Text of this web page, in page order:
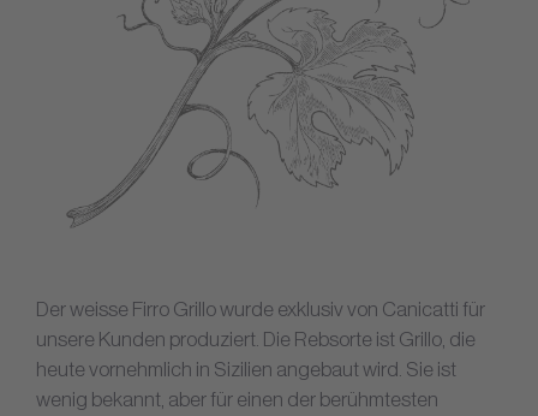
Der weisse Firro Grillo wurde exklusiv von Canicatti für
unsere Kunden produziert. Die Rebsorte ist Grillo, die
heute vornehmlich in Sizilien angebaut wird. Sie ist
wenig bekannt, aber für einen der berühmtesten